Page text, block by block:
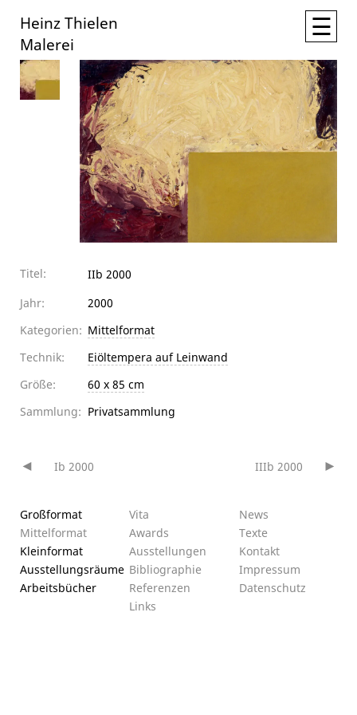
Heinz Thielen
Malerei
☰
Titel:
IIb 2000
Jahr:
2000
Kategorien: Mittelformat
Technik:
Eiöltempera auf Leinwand
Größe:
60 x 85 cm
Sammlung: Privatsammlung
Beitragsnavigation
Ib 2000 IIIb 2000
Großformat
Mittelformat
Kleinformat
Ausstellungsräume
Arbeitsbücher
Vita
Awards
Ausstellungen
Bibliographie
Referenzen
Links
News
Texte
Kontakt
Impressum
Datenschutz­